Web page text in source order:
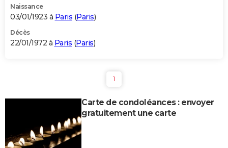
Naissance
03/01/1923 à Paris (Paris)
Décès
22/01/1972 à Paris (Paris)
1
Carte de condoléances : envoyer
gratuitement une carte